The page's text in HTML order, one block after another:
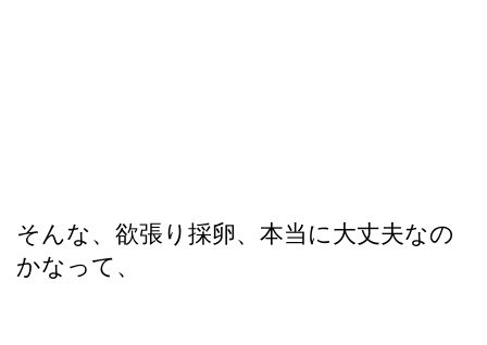
そんな、欲張り採卵、本当に大丈夫なの
かなって、